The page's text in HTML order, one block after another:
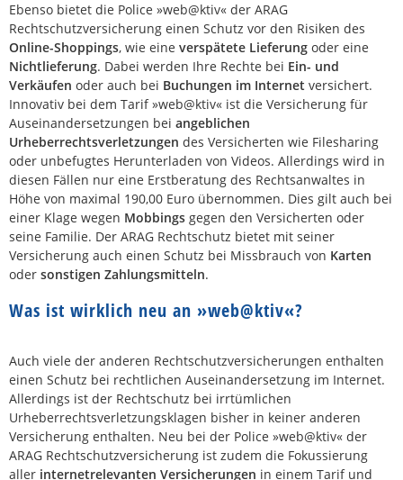
Ebenso bietet die Police »web@ktiv« der ARAG
Rechtschutzversicherung einen Schutz vor den Risiken des
Online-Shoppings, wie eine verspätete Lieferung oder eine
Nichtlieferung. Dabei werden Ihre Rechte bei Ein- und
Verkäufen oder auch bei Buchungen im Internet versichert.
Innovativ bei dem Tarif »web@ktiv« ist die Versicherung für
Auseinandersetzungen bei angeblichen
Urheberrechtsverletzungen des Versicherten wie Filesharing
oder unbefugtes Herunterladen von Videos. Allerdings wird in
diesen Fällen nur eine Erstberatung des Rechtsanwaltes in
Höhe von maximal 190,00 Euro übernommen. Dies gilt auch bei
einer Klage wegen Mobbings gegen den Versicherten oder
seine Familie. Der ARAG Rechtschutz bietet mit seiner
Versicherung auch einen Schutz bei Missbrauch von Karten
oder sonstigen Zahlungsmitteln.
Was ist wirklich neu an »web@ktiv«?
Auch viele der anderen Rechtschutzversicherungen enthalten
einen Schutz bei rechtlichen Auseinandersetzung im Internet.
Allerdings ist der Rechtschutz bei irrtümlichen
Urheberrechtsverletzungsklagen bisher in keiner anderen
Versicherung enthalten. Neu bei der Police »web@ktiv« der
ARAG Rechtschutzversicherung ist zudem die Fokussierung
aller internetrelevanten Versicherungen in einem Tarif und